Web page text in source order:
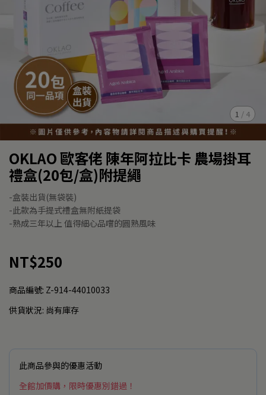
1 / 4
OKLAO 歐客佬 陳年阿拉比卡 農場掛耳
禮盒(20包/盒)附提繩
-盒裝出貨(無袋裝)
-此款為手提式禮盒無附紙提袋
-熟成三年以上 值得細心品嚐的圓熟風味
NT$250
商品編號: Z-914-44010033
供貨狀況: 尚有庫存
此商品參與的優惠活動
全館加價購，限時優惠別錯過！